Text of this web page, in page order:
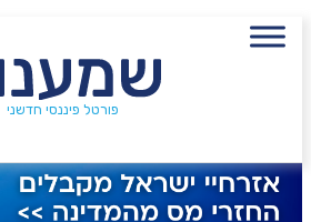
פורטל פיננסי חדשני
שם מלא
פעולה נדרשת
חיפוש